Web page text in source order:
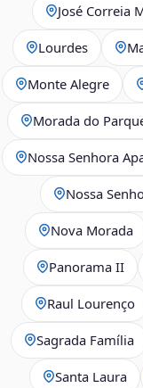
José Correia
Lourdes
Monte Alegre
Morada do
Nossa Senhora
Nossa
Nova Morada
Panorama II
Raul Lourenço
Sagrada Família
Santa Laura